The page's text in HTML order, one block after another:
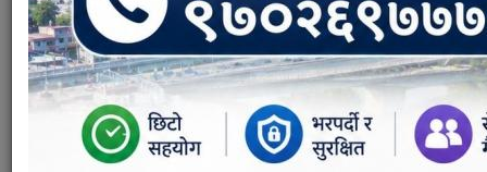
स्वास्थ्य शाखा
Weight:
20